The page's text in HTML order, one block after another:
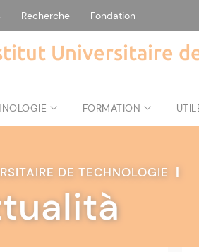
Recherche Fondation
Universitaire
FORMATION
DE TECHNOLOGIE |